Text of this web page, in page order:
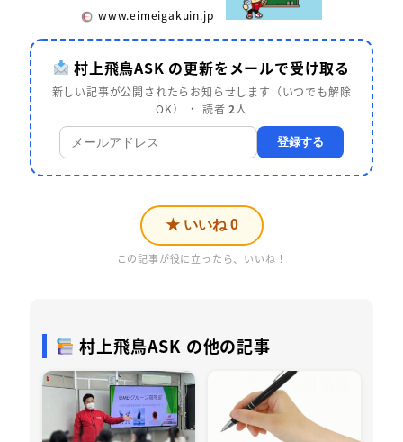
www.eimeigakuin.jp
村上飛鳥ASK の更新をメールで受け取る
新しい記事が公開されたらお知らせします（いつでも解除
OK） ・ 読者2人
登録する
★ いいね 0
この記事が役に立ったら、いいね！
村上飛鳥ASK の他の記事